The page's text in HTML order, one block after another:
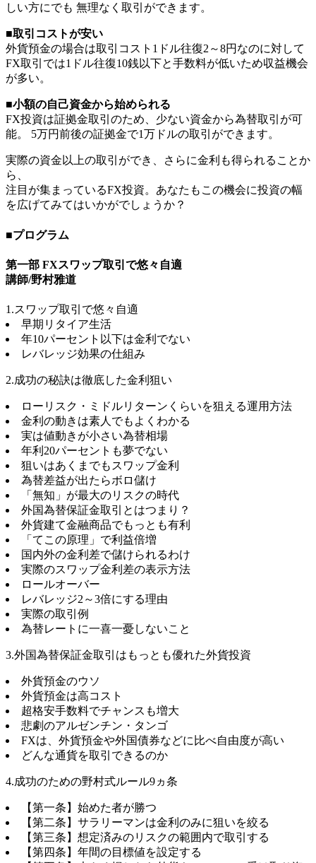
しい方にでも 無理なく取引ができます。
■取引コストが安い
外貨預金の場合は取引コスト1ドル往復2～8円なのに対して
FX取引では1ドル往復10銭以下と手数料が低いため収益機会
が多い。
■小額の自己資金から始められる
FX投資は証拠金取引のため、少ない資金から為替取引が可
能。 5万円前後の証拠金で1万ドルの取引ができます。
実際の資金以上の取引ができ、さらに金利も得られることか
ら、
注目が集まっているFX投資。あなたもこの機会に投資の幅
を広げてみてはいかがでしょうか？
■プログラム
第一部 FXスワップ取引で悠々自適
講師/野村雅道
1.スワップ取引で悠々自適
早期リタイア生活
年10パーセント以下は金利でない
レバレッジ効果の仕組み
2.成功の秘訣は徹底した金利狙い
ローリスク・ミドルリターンくらいを狙える運用方法
金利の動きは素人でもよくわかる
実は値動きが小さい為替相場
年利20パーセントも夢でない
狙いはあくまでもスワップ金利
為替差益が出たらボロ儲け
「無知」が最大のリスクの時代
外国為替保証金取引とはつまり？
外貨建て金融商品でもっとも有利
「てこの原理」で利益倍増
国内外の金利差で儲けられるわけ
実際のスワップ金利差の表示方法
ロールオーバー
レバレッジ2～3倍にする理由
実際の取引例
為替レートに一喜一憂しないこと
3.外国為替保証金取引はもっとも優れた外貨投資
外貨預金のウソ
外貨預金は高コスト
超格安手数料でチャンスも増大
悲劇のアルゼンチン・タンゴ
FXは、外貨預金や外国債券などに比べ自由度が高い
どんな通貨を取引できるのか
4.成功のための野村式ルール9ヵ条
【第一条】始めた者が勝つ
【第二条】サラリーマンは金利のみに狙いを絞る
【第三条】想定済みのリスクの範囲内で取引する
【第四条】年間の目標値を設定する